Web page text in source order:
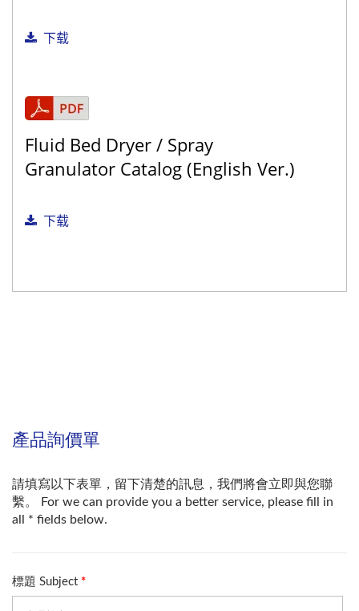
下载
Fluid Bed Dryer / Spray
Granulator Catalog (English Ver.)
下载